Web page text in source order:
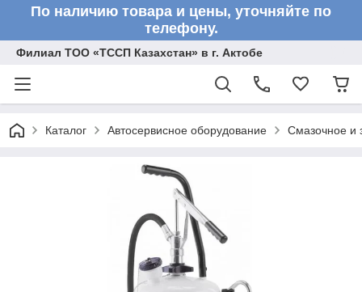
По наличию товара и цены, уточняйте по
телефону.
Филиал ТОО «ТССП Казахстан» в г. Актобе
Каталог Автосервисное оборудование Смазочное и